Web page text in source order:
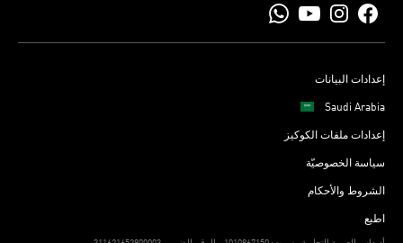
إعدادات البيانات
Saudi Arabia
إعدادات ملفات الكوكيز
سياسة الخصوصيّة
الشروط والأحكام
اطبع